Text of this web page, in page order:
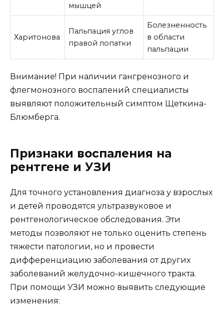
мышцей
Харитонова
Пальпация углов
правой лопатки
Болезненность
в области
пальпации
Внимание! При наличии гангренозного и
флегмонозного воспалений специалисты
выявляют положительный симптом Щеткина-
Блюмберга.
Признаки воспаления на
рентгене и УЗИ
Для точного установления диагноза у взрослых
и детей проводятся ультразвуковое и
рентгенологическое обследования. Эти
методы позволяют не только оценить степень
тяжести патологии, но и провести
дифференциацию заболевания от других
заболеваний желудочно-кишечного тракта.
При помощи УЗИ можно выявить следующие
изменения: